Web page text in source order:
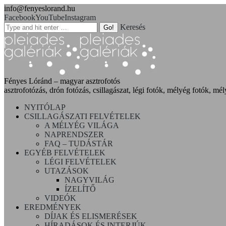
info@fenyeslorand.hu
FacebookYouTubeInstagram
Keresés
Fényes Lóránd – magyar asztrofotós
asztrofotózás, drón fotózás, csillagászat, légi fotók, mélyég fotók,
NYITÓLAP
CSILLAGÁSZATI FELVÉTELEK
A MÉLYÉG VILÁGA
NAPRENDSZER
FAQ – TUDÁSTÁR
EGYÉB FELVÉTELEK
LÉGI FELVÉTELEK
UTAZÁSOK
NAGYVILÁG
ÍZELÍTŐ
VIDEÓK
EREDMÉNYEK
DÍJAK ÉS ELISMERÉSEK